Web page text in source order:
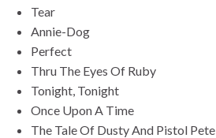
Tear
Annie-Dog
Perfect
Thru The Eyes Of Ruby
Tonight, Tonight
Once Upon A Time
The Tale Of Dusty And Pistol Pete